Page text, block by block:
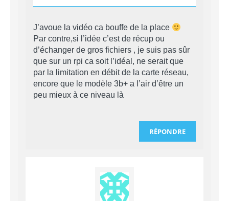
J’avoue la vidéo ca bouffe de la place
Par contre,si l’idée c’est de récup ou
d’échanger de gros fichiers , je suis pas sûr
que sur un rpi ca soit l’idéal, ne serait que
par la limitation en débit de la carte réseau,
encore que le modèle 3b+ a l’air d’être un
peu mieux à ce niveau là
RÉPONDRE